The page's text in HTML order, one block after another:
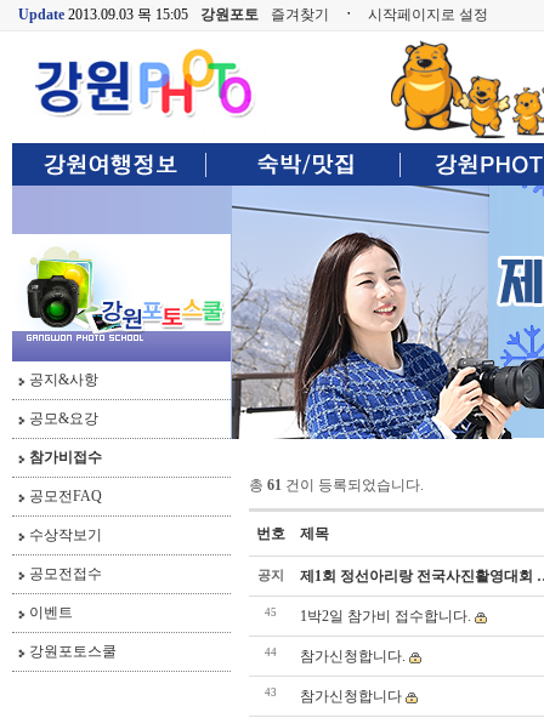
Update 2013.09.03 목 15:05 강원포토 즐겨찾기 ㆍ 시작페이지로 설정
공지&사항
공모&요강
참가비접수
공모전FAQ
수상작보기
공모전접수
이벤트
강원포토스쿨
총 61 건이 등록되었습니다.
번호 제목
공지 제1회 정선아리랑 전국사진활영대회
45 1박2일 참가비 접수합니다.
44 참가신청합니다.
43 참가신청합니다